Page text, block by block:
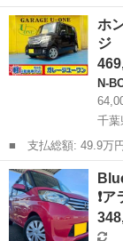
き！【名義変更代込
ステ☆人気のMT車☆
テ付き☆ドライブレ
愛媛 今治市
ホ
ジ
N-
千葉
■ 支払総額: 49.9万円 ■ 車両本体価格： 469,000 円 ■ メーカー
名： ホンダ ■ 車
Ｇ・Ｌパッケージ
グストップ ...
千葉 柏市
❗️